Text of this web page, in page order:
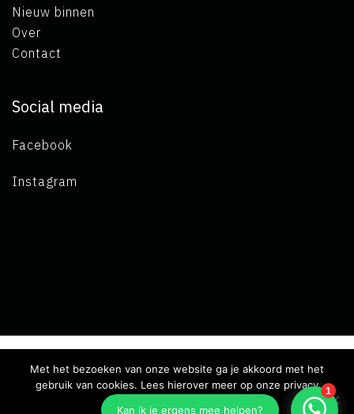
Nieuw binnen
Over
Contact
Social media
Facebook
Instagram
Copyright 2019 L.A. de Visser -Algemene voorwaarden-
Privacy verklaring - Ontwikkeld door Best4u Group B.V.
Met het bezoeken van onze website ga je akkoord met het
gebruik van cookies. Lees hierover meer op onze privacy